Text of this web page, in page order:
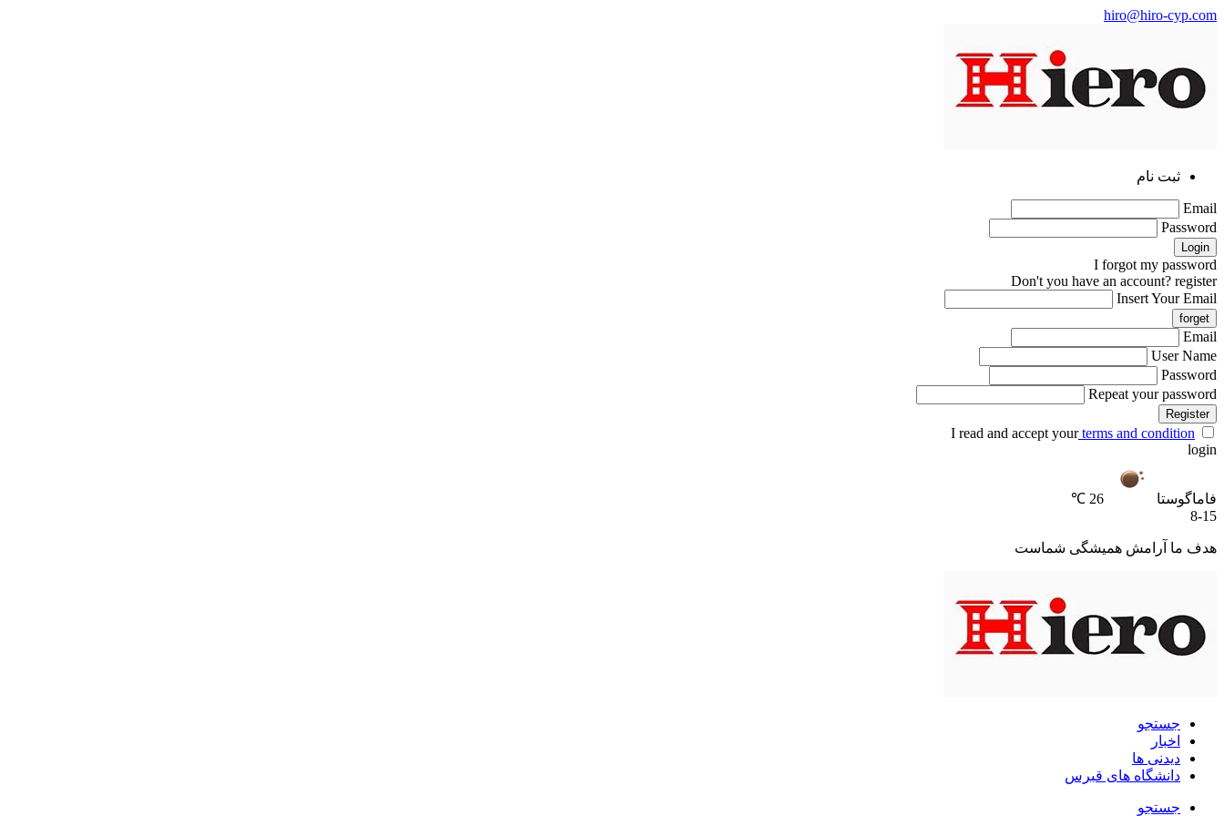
hiro@hiro-cyp.com
ثبت نام
Email
Password
I forgot my password
Don't you have an account? register
Insert Your Email
Email
User Name
Password
Repeat your password
Register
I read and accept yourterms and condition
login
فاماگوستا
26 ℃
8-15
هدف ما آرامش همیشگی شماست
جستجو
اخبار
دیدنی ها
دانشگاه های قبرس
جستجو